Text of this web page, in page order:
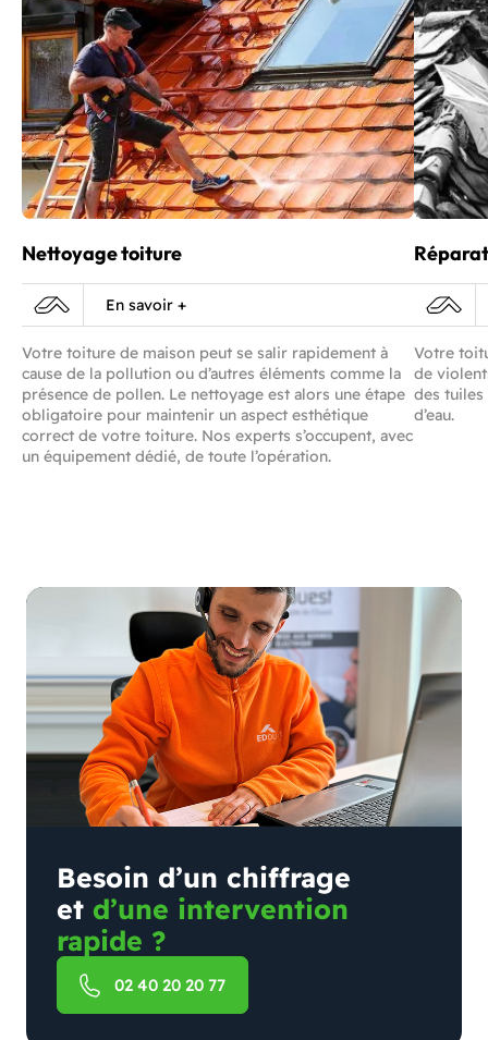
Nettoyage toiture
En savoir +
Votre toiture de maison peut se salir rapidement à
cause de la pollution ou d’autres éléments comme la
présence de pollen. Le nettoyage est alors une étape
obligatoire pour maintenir un aspect esthétique
correct de votre toiture. Nos experts s’occupent, avec
un équipement dédié, de toute l’opération.
Votre
de
des tuiles
d’eau.
Besoin d’un chiffrage
et d’une intervention
rapide ?
02 40 20 20 77